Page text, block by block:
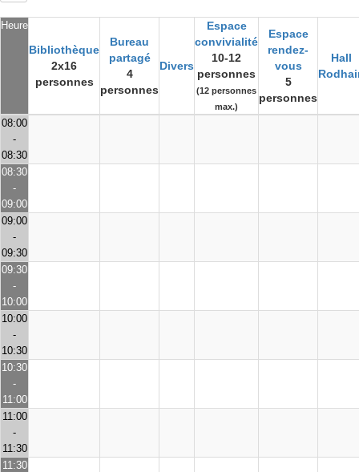
Heure
Bibliothèque
2x16
personnes
Bureau
partagé
4
personnes
Divers
Espace
convivialité
10-12
personnes
(12 personnes
max.)
Espace
rendez-
vous
5
personnes
Hall
08:00
-
08:30
08:30
-
09:00
09:00
-
09:30
09:30
-
10:00
10:00
-
10:30
10:30
-
11:00
11:00
-
11:30
11:30